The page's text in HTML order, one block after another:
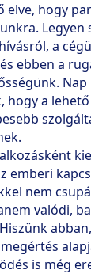
elve, hogy
Legyen
a
ebben a
hogy a
emberi
nem
valódi,
is még